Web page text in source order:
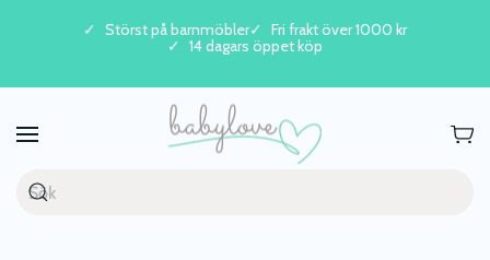
Skip to main content
Störst på barnmöbler
Fri frakt över 1000 kr
14 dagars öppet köp